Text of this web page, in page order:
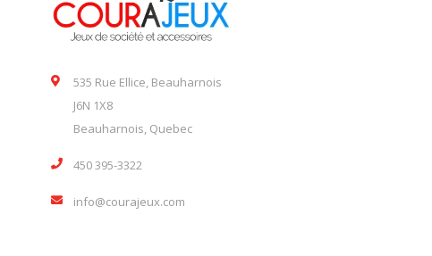
535 Rue Ellice, Beauharnois
J6N 1X8
Beauharnois, Quebec
450 395-3322
info@courajeux.com